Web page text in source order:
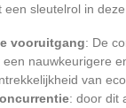
sleutelrol in deze
vooruitgang: De
nauwkeurigere
van
: door dit